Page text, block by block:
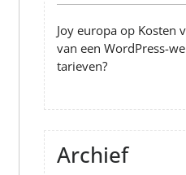
Joy europa op Kosten
van een WordPress-
tarieven?
Archief